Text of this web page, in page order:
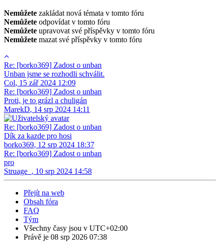
Nemůžete zakládat nová témata v tomto fóru
Nemůžete odpovídat v tomto fóru
Nemůžete upravovat své příspěvky v tomto fóru
Nemůžete mazat své příspěvky v tomto fóru
Re: [borko369] Zadost o unban
Unban jsme se rozhodli schválit.
Col, 15 zář 2024 12:09
Re: [borko369] Zadost o unban
Proti, je to grázl a chuligán
MarekD, 14 srp 2024 14:11
Re: [borko369] Zadost o unban
Dík za kazde pro hosi
borko369, 12 srp 2024 18:37
Re: [borko369] Zadost o unban
pro
Struage_ , 10 srp 2024 14:58
Přejít na web
Obsah fóra
FAQ
Tým
Všechny časy jsou v UTC+02:00
Právě je 08 srp 2026 07:38